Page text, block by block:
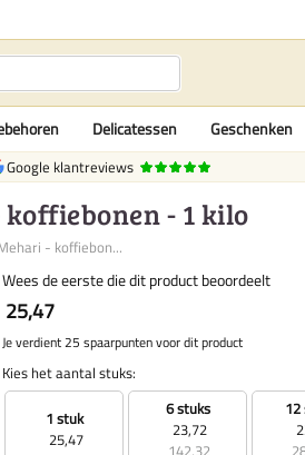
Delicatessen Geschenken
Google klantreviews
- 1 kilo
- koffiebon...
Wees de eerste die dit product beoordeelt
25,47
Je verdient 25 spaarpunten voor dit product
Kies het aantal stuks:
1 stuk
25,47
6 stuks
23,72
142,32